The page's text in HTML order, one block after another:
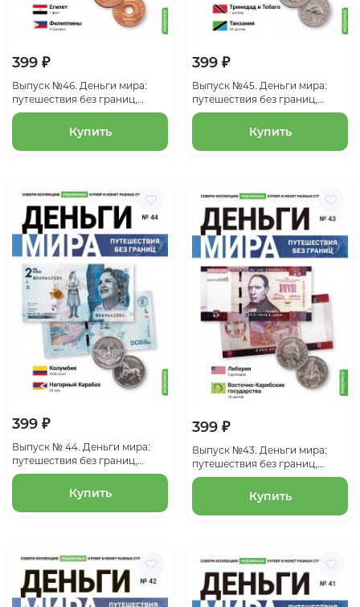
399 ₽
Выпуск №46. Деньги мира:
путешествия без границ,
банкнота 1 фунт (Египет),
монета 5 сентимо
(Филиппины)
Купить
399 ₽
Выпуск №45. Деньги мира:
путешествия без границ,
банкнота 1 доллар (Тринидад
и Тобаго), монета 50 центов
Купить
399 ₽
Выпуск № 44. Деньги мира:
путешествия без границ,
банкнота 2000 песо
(Колумбия), монета 50 лум
(Нагорный Карабах)
Купить
399 ₽
Выпуск №43. Деньги мира:
путешествия без границ,
банкнота 5 долларов
(Либерия), монета 10 центов
(Организация Восточно-
Карибских государств)
Купить